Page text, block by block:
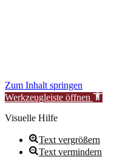
Zum Inhalt springen
Werkzeugleiste öffnen
Visuelle Hilfe
Text vergrößern
Text vermindern